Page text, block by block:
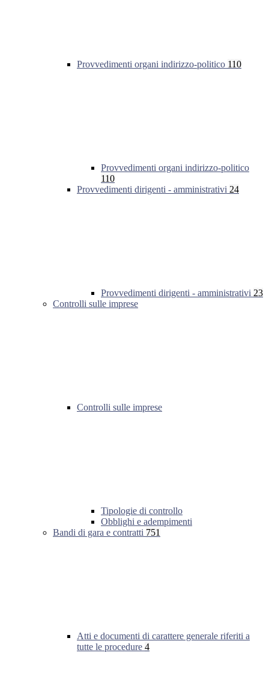
Provvedimenti organi indirizzo-politico 110
Provvedimenti organi indirizzo-politico
110
Provvedimenti dirigenti - amministrativi 24
Provvedimenti dirigenti - amministrativi 23
Controlli sulle imprese
Controlli sulle imprese
Tipologie di controllo
Obblighi e adempimenti
Bandi di gara e contratti 751
Atti e documenti di carattere generale riferiti a
tutte le procedure 4